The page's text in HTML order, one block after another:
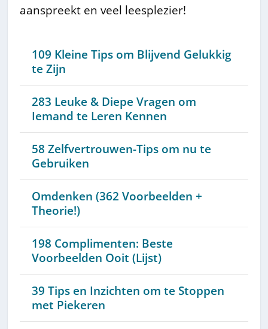
aanspreekt en veel leesplezier!
109 Kleine Tips om Blijvend Gelukkig
te Zijn
283 Leuke & Diepe Vragen om
Iemand te Leren Kennen
58 Zelfvertrouwen-Tips om nu te
Gebruiken
Omdenken (362 Voorbeelden +
Theorie!)
198 Complimenten: Beste
Voorbeelden Ooit (Lijst)
39 Tips en Inzichten om te Stoppen
met Piekeren